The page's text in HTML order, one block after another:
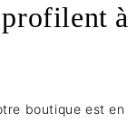
profilent à
boutique est en